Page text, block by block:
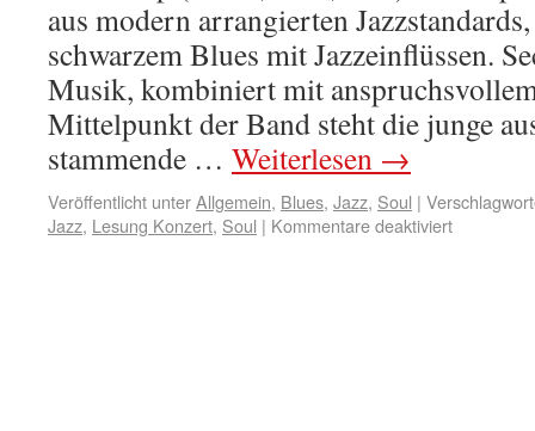
aus modern arrangierten
schwarzem Blues mit Jazzeinflüssen.
Musik, kombiniert mit
Mittelpunkt der Band steht die junge
stammende … Weiterlesen →
Veröffentlicht unterAllgemein, Blues, Jazz, Soul |
Jazz, Lesung Konzert, Soul | Kommentare deaktiviert